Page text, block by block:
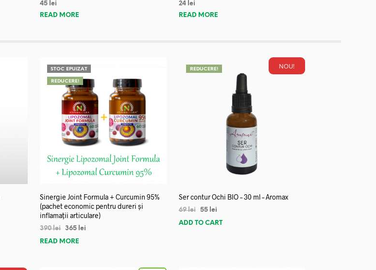
45 lei
READ MORE
24 lei
READ MORE
STOC EPUIZAT
REDUCERE!
Sinergie Joint Formula + Curcumin 95%
(pachet economic pentru dureri și
inflamații articulare)
390lei 365 lei
READ MORE
NOU!
REDUCERE!
Ser contur Ochi BIO – 30 ml – Aromax
69lei 55 lei
ADD TO CART